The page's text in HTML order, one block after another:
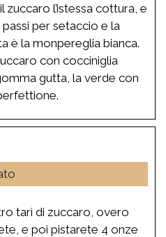
zuccaro l’istessa cottura, e
per setaccio e la
è la monpereglia bianca.
con cocciniglia
gutta, la verde con
tarì di zuccaro, overo
e poi pistarete 4 onze